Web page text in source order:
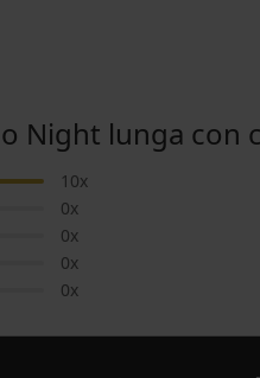
Night lunga con
10x
0x
0x
0x
0x